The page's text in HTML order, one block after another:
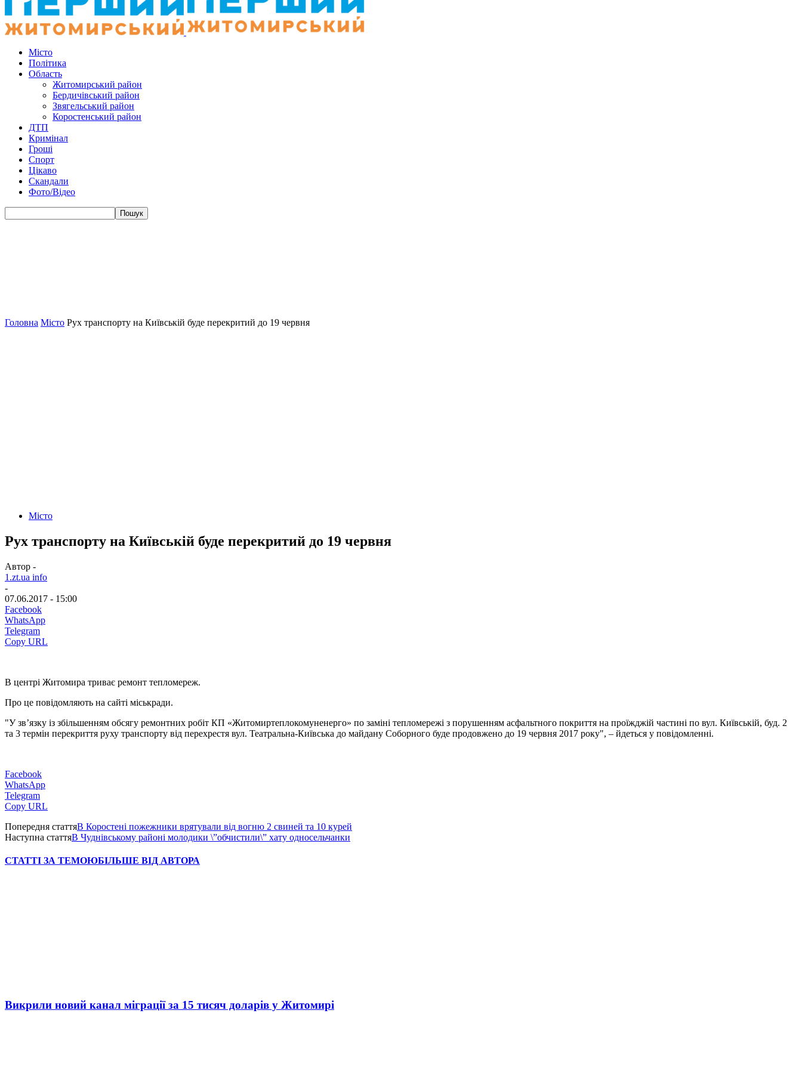
Місто
Політика
Область
Житомирський район
Бердичівський район
Звягельський район
Коростенський район
ДТП
Кримінал
Гроші
Спорт
Цікаво
Скандали
Фото/Відео
Головна Місто Рух транспорту на Київській буде перекритий до 19 червня
Місто
Рух транспорту на Київській буде перекритий до 19 червня
Автор -
1.zt.ua info
-
07.06.2017 - 15:00
Facebook
WhatsApp
Telegram
Copy URL
В центрі Житомира триває ремонт тепломереж.
Про це повідомляють на сайті міськради.
"У зв’язку із збільшенням обсягу ремонтних робіт КП «Житомиртеплокомуненерго» по заміні тепломережі з порушенням асфальтного покриття на проїжджій частині по вул. Київській, буд. 2
та 3 термін перекриття руху транспорту від перехрестя вул. Театральна-Київська до майдану Соборного буде продовжено до 19 червня 2017 року", – йдеться у повідомленні.
Facebook
WhatsApp
Telegram
Copy URL
Попередня статтяВ Коростені пожежники врятували від вогню 2 свиней та 10 курей
Наступна статтяВ Чуднівському районі молодики \”обчистили\” хату односельчанки
СТАТТІ ЗА ТЕМОЮБІЛЬШЕ ВІД АВТОРА
Викрили новий канал міграції за 15 тисяч доларів у Житомирі